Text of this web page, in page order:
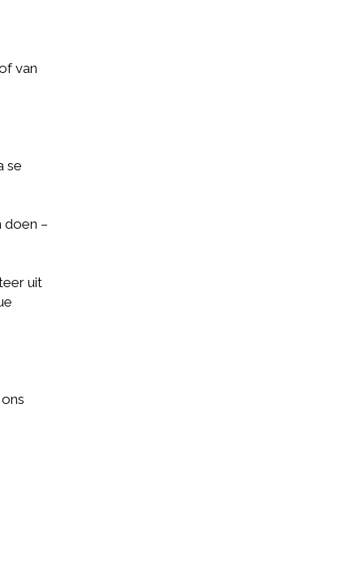
van
se
doen –
uit